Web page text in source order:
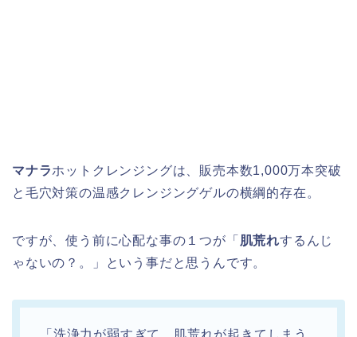
マナラホットクレンジングは、販売本数1,000万本突破
と毛穴対策の温感クレンジングゲルの横綱的存在。
ですが、使う前に心配な事の１つが「 肌荒れするんじ
ゃないの？。」という事だと思うんです。